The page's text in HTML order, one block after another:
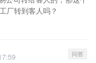
厂转到客人吗？
问答